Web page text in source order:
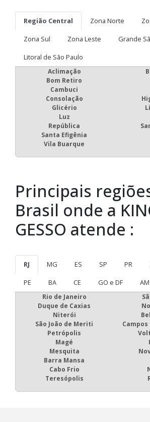
Região Central Zona Norte
Zona Sul
Zona Leste
Grande
Litoral de São Paulo
Aclimação
Bom Retiro
Cambuci
Consolação
Glicério
Luz
República
Santa Efigênia
Vila Buarque
Principais
Brasil onde a
GESSO atende :
RJ MG ES SP PR
PE
BA CE GO e DF AM
Rio de Janeiro
Duque de Caxias
Niterói
São João de Meriti
Petrópolis
Magé
Mesquita
Barra Mansa
Cabo Frio
Teresópolis